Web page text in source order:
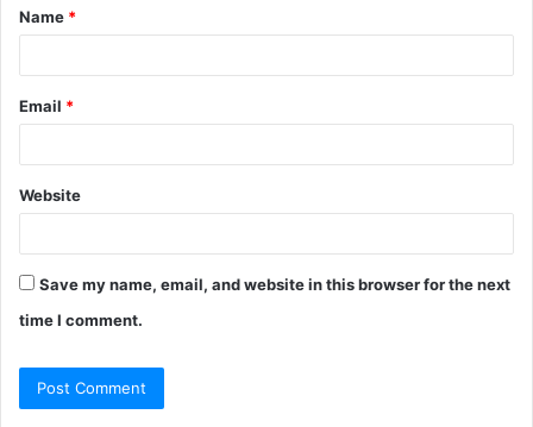
*
Name *
Email *
Website
Save my name, email, and website in this browser for the next
time I comment.